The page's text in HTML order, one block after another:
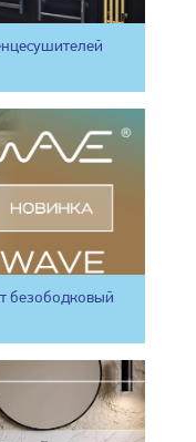
безободковый